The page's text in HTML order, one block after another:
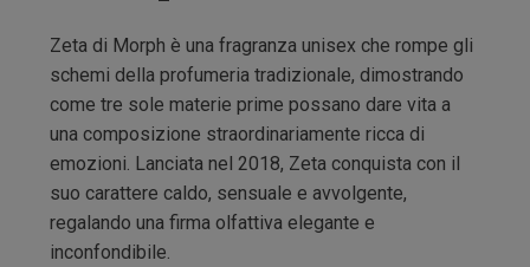
Zeta di Morph è una fragranza unisex che rompe gli
schemi della profumeria tradizionale, dimostrando
come tre sole materie prime possano dare vita a
una composizione straordinariamente ricca di
emozioni. Lanciata nel 2018, Zeta conquista con il
suo carattere caldo, sensuale e avvolgente,
regalando una firma olfattiva elegante e
inconfondibile.